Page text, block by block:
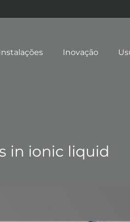
Inovação
in ionic liquid